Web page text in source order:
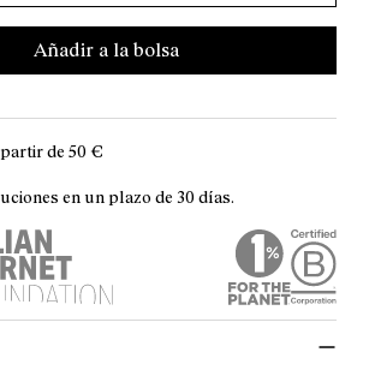
Añadir a la bolsa
de 50 €
en un plazo de 30 días.